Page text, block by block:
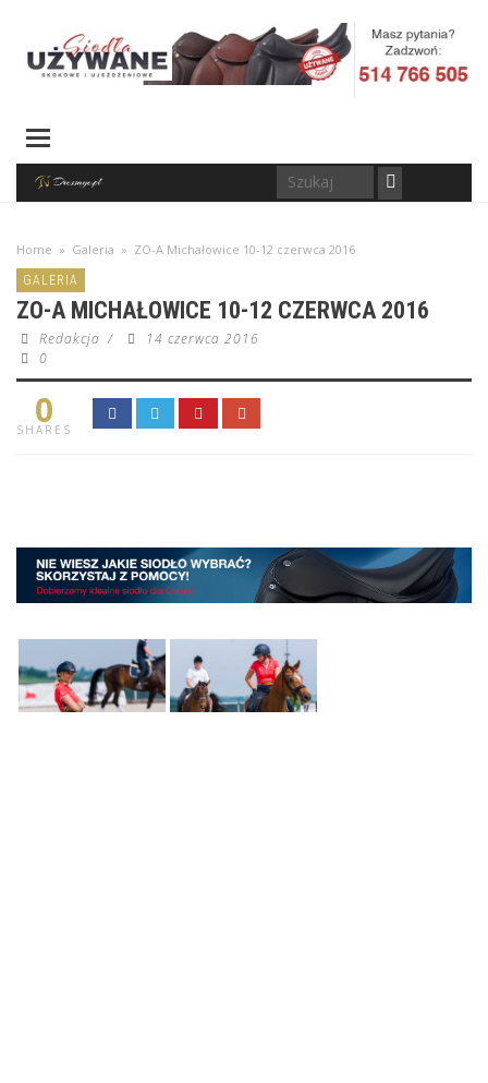
Home » Galeria » ZO-A Michałowice 10-12 czerwca 2016
GALERIA
ZO-A MICHAŁOWICE 10-12 CZERWCA 2016
Redakcja /
14 czerwca 2016
0
0
SHARES